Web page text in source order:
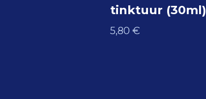
tinktuur (30ml)
5,80€